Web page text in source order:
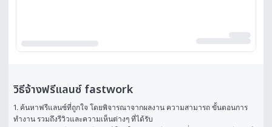
วิธีจ้างฟรีแลนซ์ fastwork
1. ค้นหาฟรีแลนซ์ที่ถูกใจ โดยพิจารณาจากผลงาน ความสามารถ ขั้นตอนการ
ทำงาน รวมถึงรีวิวและความเห็นต่างๆ ที่ได้รับ